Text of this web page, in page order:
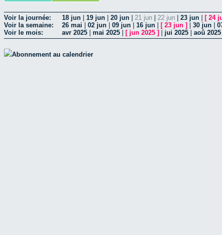
Voir la journée: 18 jun 19 jun 20 jun 21 jun 22 jun 23 jun [ 24
Voir la semaine:
26 mai 02 jun 09 jun 16 jun [ 23 jun ] 30 jun
Voir le mois:
avr 2025 mai 2025 [ jun 2025 ] jui 2025 aoû 2025
Abonnement au calendrier